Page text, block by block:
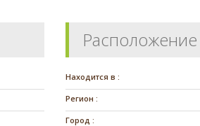
Расположение
Находится в :
Регион :
Город :